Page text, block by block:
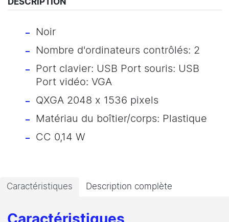
Noir
Nombre d'ordinateurs contrôlés: 2
Port clavier: USB Port souris: USB
Port vidéo: VGA
QXGA 2048 x 1536 pixels
Matériau du boîtier/corps: Plastique
CC 0,14 W
Caractéristiques Description complète